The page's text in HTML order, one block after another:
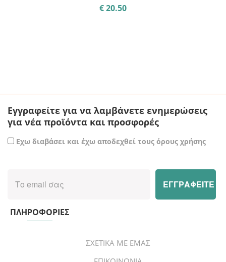
€20.50
Εγγραφείτε για να λαμβάνετε ενημερώσεις
για νέα προϊόντα και προσφορές
Εχω διαβάσει και έχω αποδεχθεί τους όρους χρήσης
ΠΛΗΡΟΦΟΡΙΕΣ
ΣΧΕΤΙΚΑ ΜΕ ΕΜΑΣ